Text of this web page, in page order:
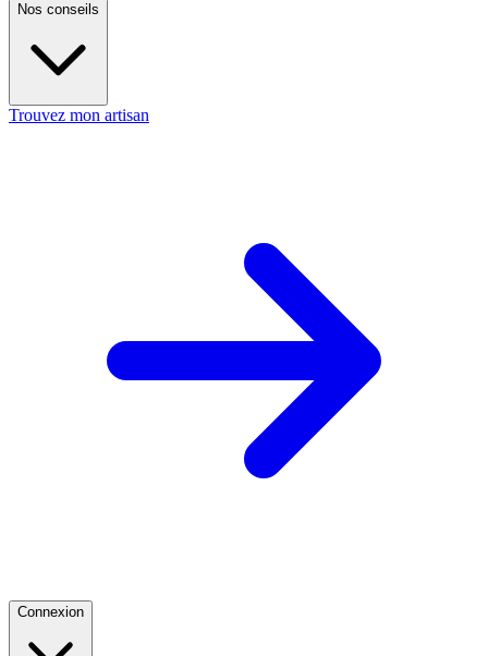
Nos conseils
Trouvez mon artisan
Connexion